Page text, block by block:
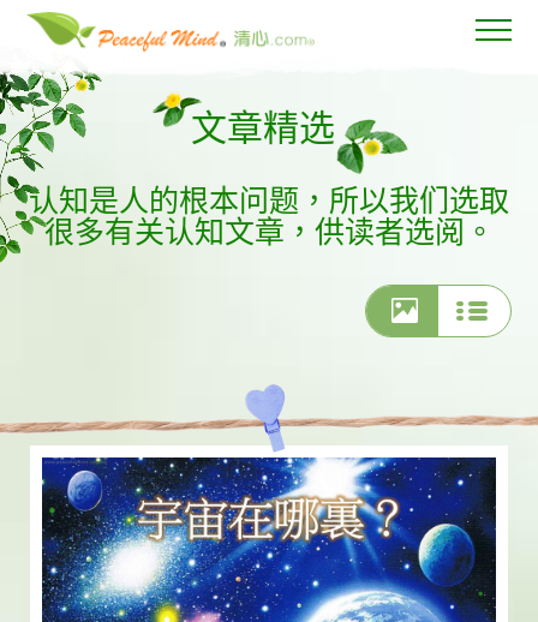
文章精选
认知是人的根本问题，所以我们选取
很多有关认知文章，供读者选阅。